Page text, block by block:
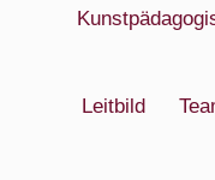
Leitbild